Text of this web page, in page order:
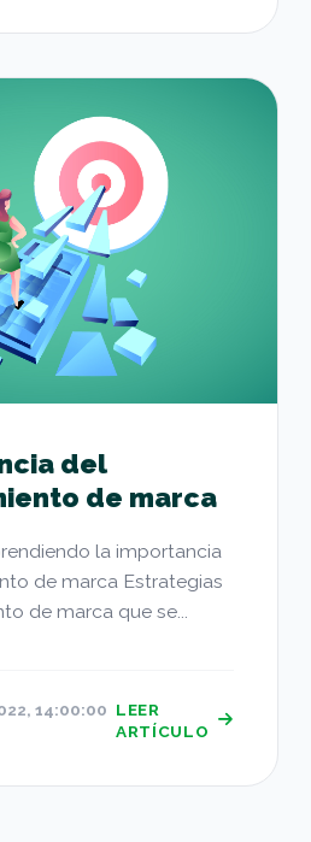
de marca
del
de marca
la importancia
de marca Estrategias
de marca que se...
14:00:00 LEER
ARTÍCULO